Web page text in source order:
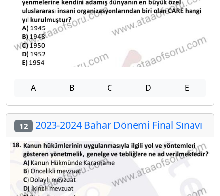
A B C D E
12 2023-2024 Bahar Dönemi Final Sınavı